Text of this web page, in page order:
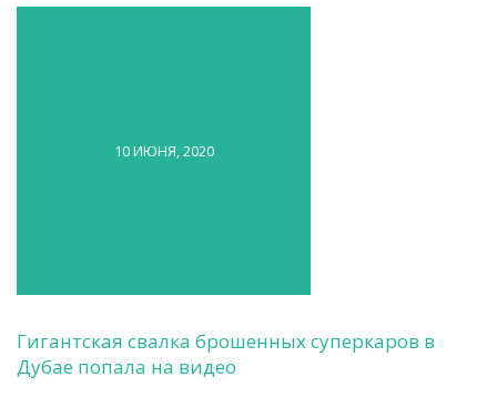
10 ИЮНЯ, 2020
Гигантская свалка брошенных суперкаров в
Дубае попала на видео